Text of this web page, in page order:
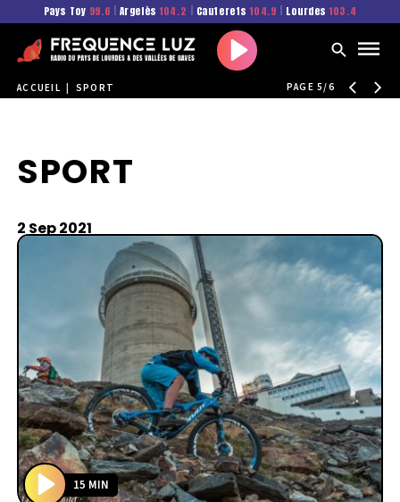
Pays Toy 99.6 Argelès 104.2 Cauterets 104.9 Lourdes 103.4
Play
ACCUEIL SPORT PAGE 5/6
SPORT
2 Sep 2021
15 MIN